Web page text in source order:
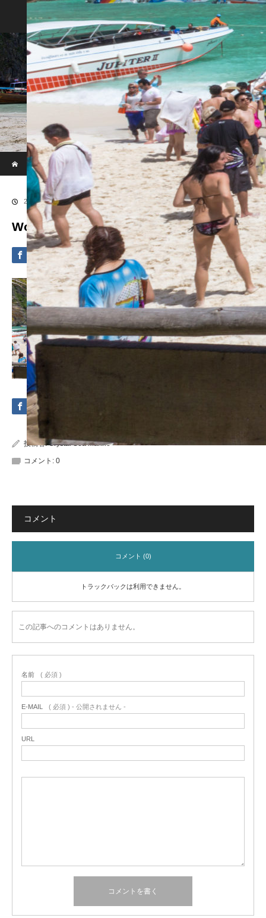
Phi Phi & Khai Island by Speed Boat
ホーム
ブログ
Wowphuket-w2
2020.09.4
Wowphuket-w2
投稿者:Crystal Sea Marine
コメント: 0
コメント
コメント (0)
トラックバックは利用できません。
この記事へのコメントはありません。
名前 ( 必須 )
E-MAIL ( 必須 ) - 公開されません -
URL